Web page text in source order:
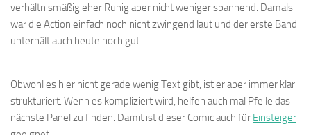
verhältnismäßig eher Ruhig aber nicht weniger spannend. Damals
war die Action einfach noch nicht zwingend laut und der erste Band
unterhält auch heute noch gut.
Obwohl es hier nicht gerade wenig Text gibt, ist er aber immer klar
strukturiert. Wenn es kompliziert wird, helfen auch mal Pfeile das
nächste Panel zu finden. Damit ist dieser Comic auch für Einsteiger